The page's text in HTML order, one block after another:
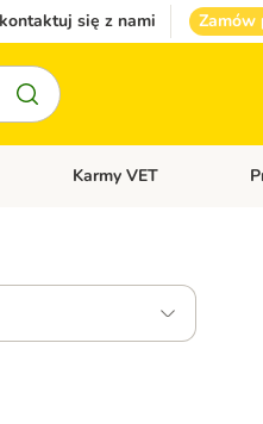
się z nami Zamów
Akcesoria dla psa
Otwórz menu kategorii: Inne
Karmy VET